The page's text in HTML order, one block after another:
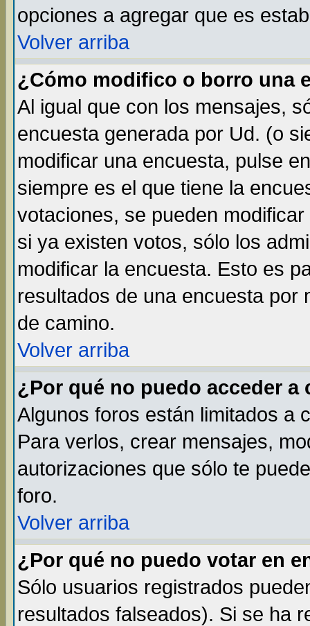
opciones a agregar que es
Volver arriba
¿Cómo modifico o borro una
Al igual que con los mensajes,
encuesta generada por Ud. (o
modificar una encuesta, pulse
siempre es el que tiene la
votaciones, se pueden
si ya existen votos, sólo los
modificar la encuesta. Esto es
resultados de una encuesta por
de camino.
Volver arriba
¿Por qué no puedo acceder a
Algunos foros están limitados a
Para verlos, crear mensajes,
autorizaciones que sólo te
foro.
Volver arriba
¿Por qué no puedo votar en
Sólo usuarios registrados
resultados falseados). Si se ha